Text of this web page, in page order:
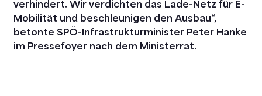
verhindert. Wir verdichten das Lade-Netz für E-
Mobilität und beschleunigen den Ausbau“,
betonte SPÖ-Infrastrukturminister Peter Hanke
im Pressefoyer nach dem Ministerrat.